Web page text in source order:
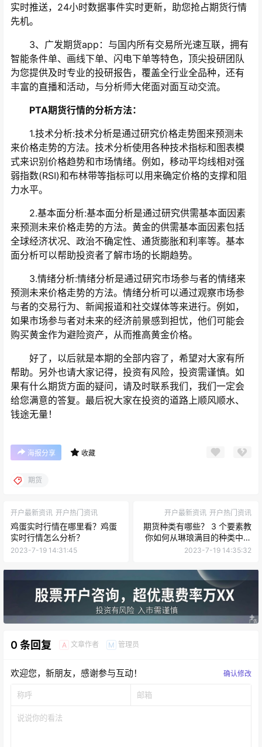
实时推送，24小时数据事件实时更新，助您抢占期货行情
先机。
3、广发期货app：与国内所有交易所光速互联，拥有
智能条件单、画线下单、闪电下单等特色，顶尖投研团队
为您提供及时专业的投研报告，覆盖全行业全品种，还有
丰富的直播和活动，与分析师大佬面对面互动交流。
PTA期货行情的分析方法：
1.技术分析:技术分析是通过研究价格走势图来预测未
来价格走势的方法。技术分析使用各种技术指标和图表模
式来识别价格趋势和市场情绪。例如，移动平均线相对强
弱指数(RSI)和布林带等指标可以用来确定价格的支撑和阻
力水平。
2.基本面分析:基本面分析是通过研究供需基本面因素
来预测未来价格走势的方法。黄金的供需基本面因素包括
全球经济状况、政治不确定性、通货膨胀和利率等。基本
面分析可以帮助投资者了解市场的长期趋势。
3.情绪分析:情绪分析是通过研究市场参与者的情绪来
预测未来价格走势的方法。情绪分析可以通过观察市场参
与者的交易行为、新闻报道和社交媒体等来进行。例如，
如果市场参与者对未来的经济前景感到担忧，他们可能会
购买黄金作为避险资产，从而推高黄金价格。
好了，以后就是本期的全部内容了，希望对大家有所
帮助。另外也请大家记得，投资有风险，投资需谨慎。如
果有什么期货方面的疑问，请及时联系我们，我们一定会
给您满意的答复。最后祝大家在投资的道路上顺风顺水、
钱途无量！
海报分享 收藏
期货
开户最新资讯 开户热门资讯
鸡蛋实时行情在哪里看？鸡蛋
实时行情怎么分析？
2023-7-19 14:31:45
开户最新资讯 开户热门资讯
期货种类有哪些？ 3 个要素教
你如何从琳琅满目的种类中挑
选适合自己交易的商品！
2023-7-19 14:35:32
0 条回复 A 文章作者 M 管理员
欢迎您，新朋友，感谢参与互动！ 确认修改